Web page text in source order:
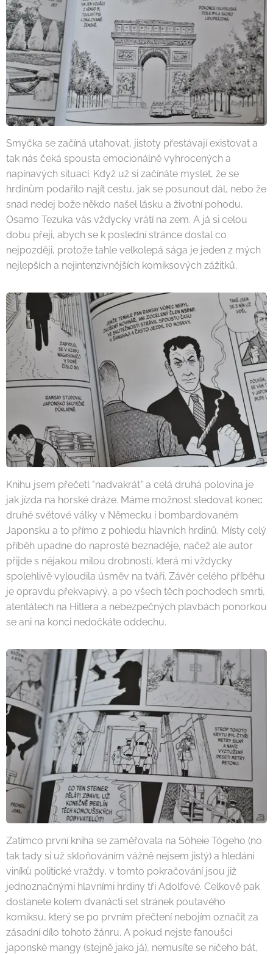
Smyčka se začíná utahovat, jistoty přestávají existovat a
tak nás čeká spousta emocionálně vyhrocených a
napínavých situací. Když už si začínáte myslet, že se
hrdinům podařilo najít cestu, jak se posunout dál, nebo že
snad nedej bože někdo našel lásku a životní pohodu,
Osamo Tezuka vás vždycky vrátí na zem. A já si celou
dobu přeji, abych se k poslední stránce dostal co
nejpozději, protože tahle velkolepá sága je jeden z mých
nejlepších a nejintenzivnějších komiksových zážitků.
Knihu jsem přečetl "nadvakrát" a celá druhá polovina je
jak jízda na horské dráze. Máme možnost sledovat konec
druhé světové války v Německu i bombardovaném
Japonsku a to přímo z pohledu hlavních hrdinů. Místy celý
příběh upadne do naprosté beznaděje, načež ale autor
přijde s nějakou milou drobností, která mi vždycky
spolehlivě vyloudila úsměv na tváři. Závěr celého příběhu
je opravdu překvapivý, a po všech těch pochodech smrti,
atentátech na Hitlera a nebezpečných plavbách ponorkou
se ani na konci nedočkáte oddechu.
Zatímco první kniha se zaměřovala na Sóheie Tógeho (no
tak tady si už skloňováním vážně nejsem jistý) a hledání
viníků politické vraždy, v tomto pokračování jsou již
jednoznačnými hlavními hrdiny tři Adolfové. Celkově pak
dostanete kolem dvanácti set stránek poutavého
komiksu, který se po prvním přečtení nebojím označit za
zásadní dílo tohoto žánru. A pokud nejste fanoušci
japonské mangy (stejně jako já), nemusíte se ničeho bát,